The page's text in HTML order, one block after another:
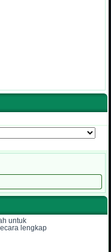
untuk
lengkap